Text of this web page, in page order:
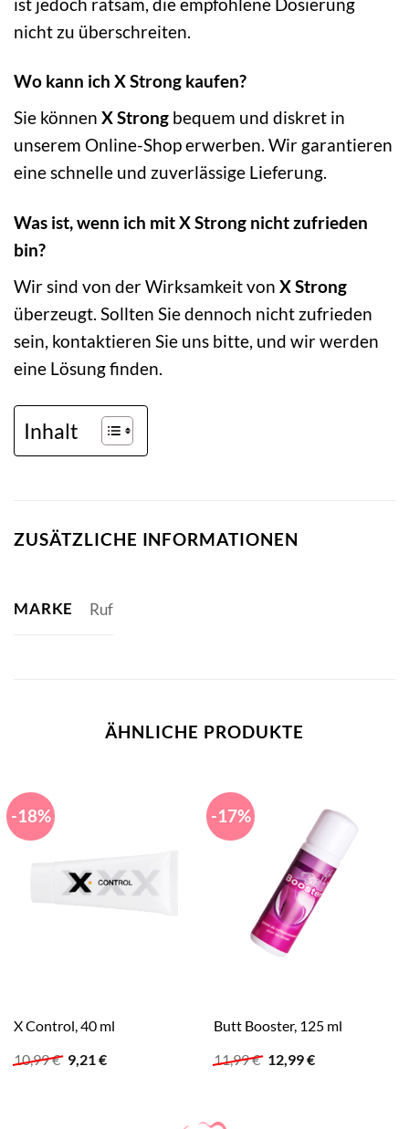
nicht zu überschreiten.
Wo kann ich X Strong kaufen?
Sie können X Strong bequem und diskret in
unserem Online-Shop erwerben. Wir garantieren
eine schnelle und zuverlässige Lieferung.
Was ist, wenn ich mit X Strong nicht zufrieden
bin?
Wir sind von der Wirksamkeit von X Strong
überzeugt. Sollten Sie dennoch nicht zufrieden
sein, kontaktieren Sie uns bitte, und wir werden
eine Lösung finden.
Inhalt
ZUSÄTZLICHE INFORMATIONEN
MARKE Ruf
ÄHNLICHE PRODUKTE
-18%
X Control, 40 ml
10,99€ Ursprünglicher
9,21€Aktueller
-17%
Butt Booster, 125 ml
11,99€ Ursprünglicher
12,99€Aktueller